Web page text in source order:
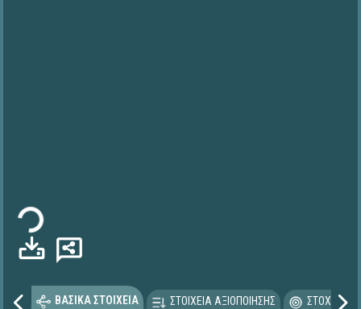
Φόρτωση...
ΒΑΣΙΚΑ ΣΤΟΙΧΕΙΑ ΣΤΟΙΧΕΙΑ ΑΞΙΟΠΟΙΗΣΗΣ